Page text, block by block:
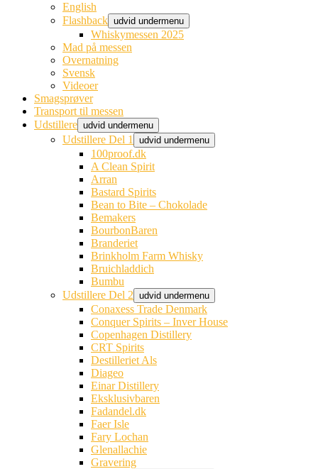
English
Flashback udvid undermenu
Whiskymessen 2025
Mad på messen
Overnatning
Svensk
Videoer
Smagsprøver
Transport til messen
Udstillere udvid undermenu
Udstillere Del 1 udvid undermenu
100proof.dk
A Clean Spirit
Arran
Bastard Spirits
Bean to Bite – Chokolade
Bemakers
BourbonBaren
Branderiet
Brinkholm Farm Whisky
Bruichladdich
Bumbu
Udstillere Del 2 udvid undermenu
Conaxess Trade Denmark
Conquer Spirits – Inver House
Copenhagen Distillery
CRT Spirits
Destilleriet Als
Diageo
Einar Distillery
Eksklusivbaren
Fadandel.dk
Faer Isle
Fary Lochan
Glenallachie
Gravering